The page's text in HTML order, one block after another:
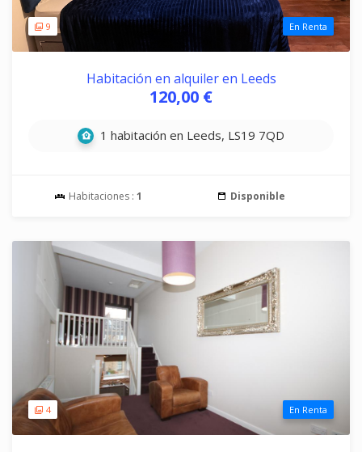
9 En Renta
Habitación en alquiler en Leeds
120,00 €
1 habitación en Leeds, LS19 7QD
Habitaciones : 1 Disponible
4 En Renta